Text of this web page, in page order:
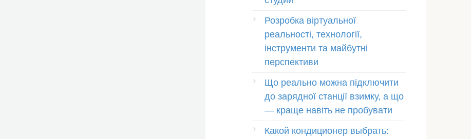
Розробка віртуальної
реальності, технології,
інструменти та майбутні
перспективи
Що реально можна підключити
до зарядної станції взимку, а що
— краще навіть не пробувати
Какой кондиционер выбрать: